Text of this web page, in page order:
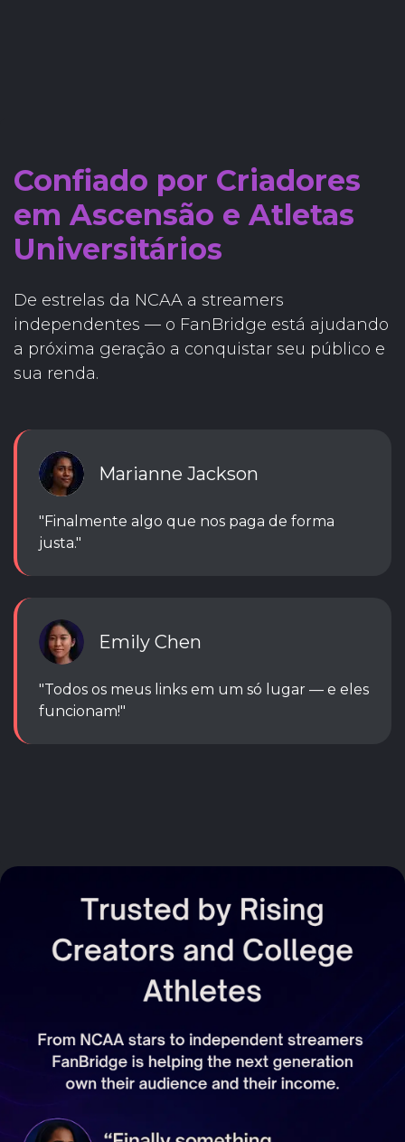
Confiado por Criadores
em Ascensão e Atletas
Universitários
De estrelas da NCAA a streamers
independentes — o FanBridge está ajudando
a próxima geração a conquistar seu público e
sua renda.
Marianne Jackson
"Finalmente algo que nos paga de forma
justa."
Emily Chen
"Todos os meus links em um só lugar — e eles
funcionam!"